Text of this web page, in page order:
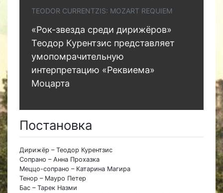
TEODOR CURRENTZIS: MOZART REQUIEM
«Рок-звезда среди дирижёров»
Теодор Курентзис представляет
умопомрачительную
интерпретацию «Реквиема»
Моцарта
Постановка
Дирижёр – Теодор Курентзис
Сопрано – Анна Прохазка
Меццо-сопрано – Катарина Магира
Тенор – Мауро Петер
Бас – Тарек Назми